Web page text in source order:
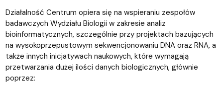
Działalność Centrum opiera się na wspieraniu zespołów
badawczych Wydziału Biologii w zakresie analiz
bioinformatycznych, szczególnie przy projektach bazujących
na wysokoprzepustowym sekwencjonowaniu DNA oraz RNA, a
także innych inicjatywach naukowych, które wymagają
przetwarzania dużej ilości danych biologicznych, głównie
poprzez: